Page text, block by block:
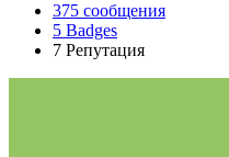
375 сообщения
5 Badges
7 Репутация